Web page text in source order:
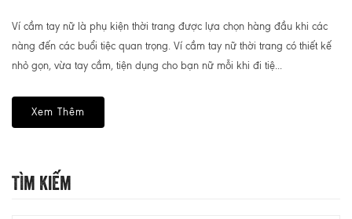
Ví cầm tay nữ là phụ kiện thời trang được lựa chọn hàng đầu khi các
nàng đến các buổi tiệc quan trọng. Ví cầm tay nữ thời trang có thiết kế
nhỏ gọn, vừa tay cầm, tiện dụng cho bạn nữ mỗi khi đi tiệ...
Xem Thêm
Tìm Kiếm